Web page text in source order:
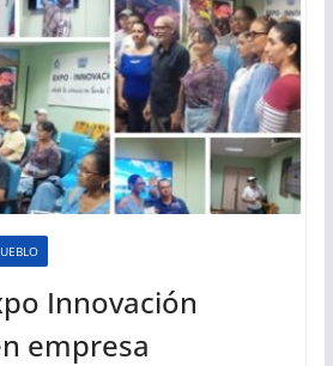
Innovación
empresa